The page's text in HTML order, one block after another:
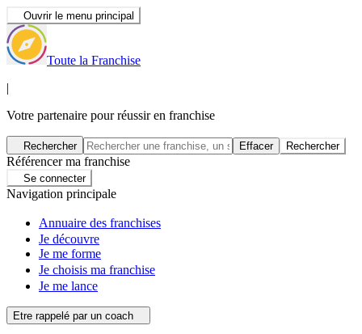
Ouvrir le menu principal
Toute la Franchise
|
Votre partenaire pour réussir en franchise
Rechercher Effacer Rechercher
Référencer ma franchise
Se connecter
Navigation principale
Annuaire des franchises
Je découvre
Je me forme
Je choisis ma franchise
Je me lance
Etre rappelé par un coach